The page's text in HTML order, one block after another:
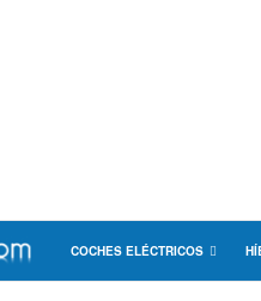
COCHES ELÉCTRICOS